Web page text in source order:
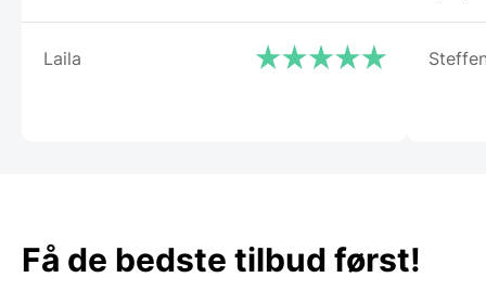
Laila
Få de bedste tilbud først!